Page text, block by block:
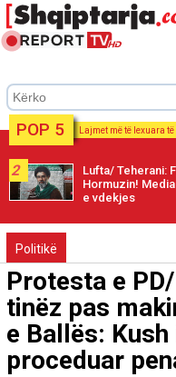
POP 5 Lajmet më të lexuara
2
Lufta/ Teherani:
Hormuzin!
e vdekjes
Politikë
Protesta e
tinëz pas
e Ballës:
proceduar